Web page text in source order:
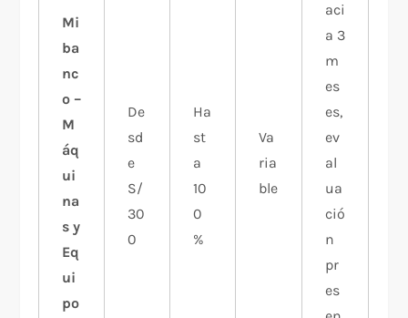
Mi
ba
nc
o –
M
áq
ui
na
s y
Eq
ui
po
De
sd
e
S/
30
0
Ha
st
a
10
0
%
Va
ria
ble
aci
a 3
m
es
es,
ev
al
ua
ció
n
pr
es